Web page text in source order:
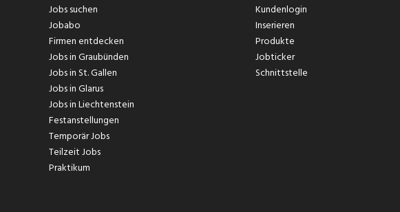
Jobs suchen
Jobabo
Firmen entdecken
Jobs in Graubünden
Jobs in St. Gallen
Jobs in Glarus
Jobs in Liechtenstein
Festanstellungen
Temporär Jobs
Teilzeit Jobs
Praktikum
Kundenlogin
Inserieren
Produkte
Jobticker
Schnittstelle